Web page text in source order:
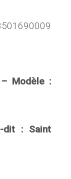
Modèle :
dit : Saint